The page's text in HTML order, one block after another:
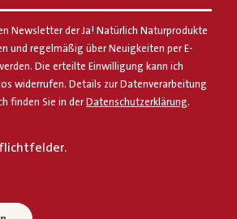
Newsletter der Ja! Natürlich Naturprodukte
und regelmäßig über Neuigkeiten per E-
Die erteilte Einwilligung kann ich
widerrufen. Details zur Datenverarbeitung
finden Sie in derDatenschutzerklärung.